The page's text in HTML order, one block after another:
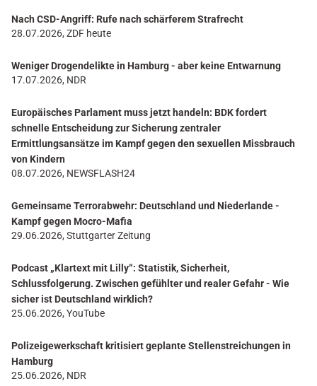
Nach CSD-Angriff: Rufe nach schärferem Strafrecht
28.07.2026, ZDF heute
Weniger Drogendelikte in Hamburg - aber keine Entwarnung
17.07.2026, NDR
Europäisches Parlament muss jetzt handeln: BDK fordert
schnelle Entscheidung zur Sicherung zentraler
Ermittlungsansätze im Kampf gegen den sexuellen Missbrauch
von Kindern
08.07.2026, NEWSFLASH24
Gemeinsame Terrorabwehr: Deutschland und Niederlande -
Kampf gegen Mocro-Mafia
29.06.2026, Stuttgarter Zeitung
Podcast „Klartext mit Lilly“: Statistik, Sicherheit,
Schlussfolgerung. Zwischen gefühlter und realer Gefahr - Wie
sicher ist Deutschland wirklich?
25.06.2026, YouTube
Polizeigewerkschaft kritisiert geplante Stellenstreichungen in
Hamburg
25.06.2026, NDR